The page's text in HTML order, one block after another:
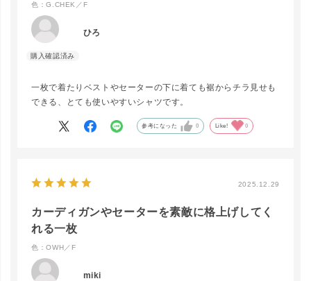
色：G.CHEK／F
ひろ
一枚で着たりベストやセーターの下に着ても裾からチラ見せも
できる、とても使いやすいシャツです。
参考になった 0 Like! 0
2025.12.29
カーディガンやセーターを素敵に格上げしてく
れる一枚
色：OWH／F
miki